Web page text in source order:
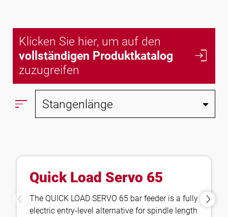
Klicken Sie hier, um auf den
vollständigen Produktkatalog
zuzugreifen
login
sort
Quick Load Servo 65
The QUICK LOAD SERVO 65 bar feeder is a fully
electric entry-level alternative for spindle length